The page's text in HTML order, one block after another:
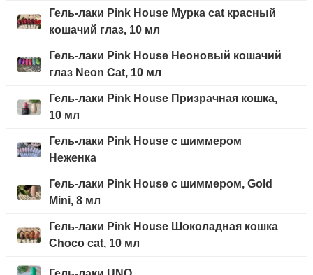
Гель-лаки Pink House Мурка cat красный
кошачий глаз, 10 мл
Гель-лаки Pink House Неоновый кошачий
глаз Neon Cat, 10 мл
Гель-лаки Pink House Призрачная кошка,
10 мл
Гель-лаки Pink House с шиммером
Неженка
Гель-лаки Pink House с шиммером, Gold
Mini, 8 мл
Гель-лаки Pink House Шоколадная кошка
Choco cat, 10 мл